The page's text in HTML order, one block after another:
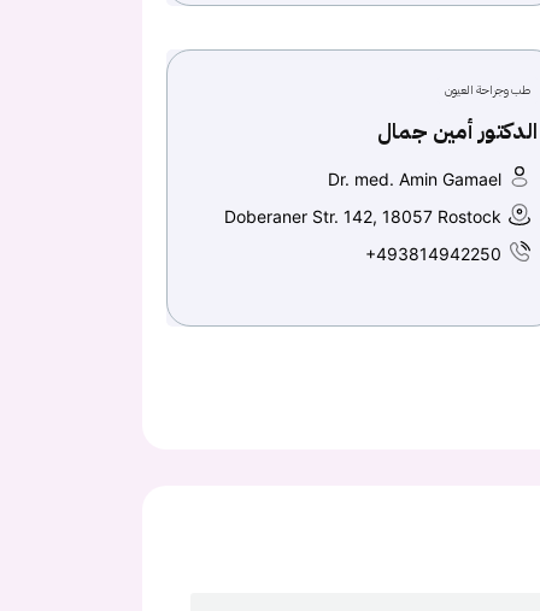
طب وجراحة العيون
الدكتور أمين جمال
Dr. med. Amin Gamael
Doberaner Str. 142, 18057 Rostock
+493814942250